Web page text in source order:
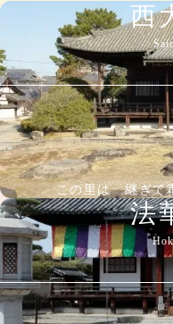
西
この里は 継ぎて
法